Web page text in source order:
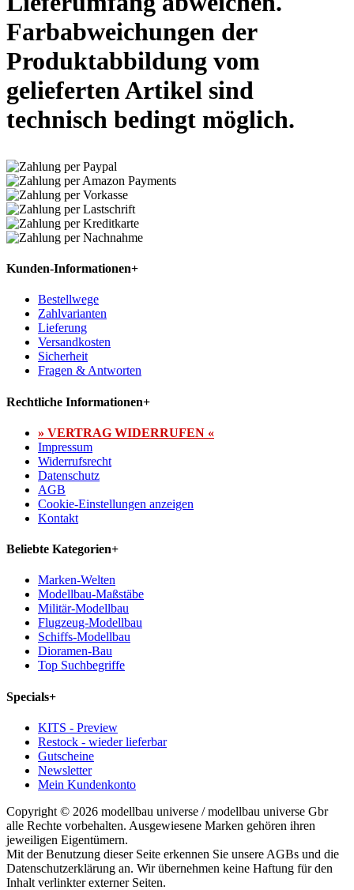
Farbabweichungen der
Produktabbildung vom
gelieferten Artikel sind
technisch bedingt möglich.
Kunden-Informationen+
Bestellwege
Zahlvarianten
Lieferung
Versandkosten
Sicherheit
Fragen & Antworten
Rechtliche Informationen+
» VERTRAG WIDERRUFEN «
Impressum
Widerrufsrecht
Datenschutz
AGB
Cookie-Einstellungen anzeigen
Kontakt
Beliebte Kategorien+
Marken-Welten
Modellbau-Maßstäbe
Militär-Modellbau
Flugzeug-Modellbau
Schiffs-Modellbau
Dioramen-Bau
Top Suchbegriffe
Specials+
KITS - Preview
Restock - wieder lieferbar
Gutscheine
Newsletter
Mein Kundenkonto
Copyright © 2026 modellbau universe / modellbau universe Gbr
alle Rechte vorbehalten. Ausgewiesene Marken gehören ihren
jeweiligen Eigentümern.
Mit der Benutzung dieser Seite erkennen Sie unsere AGBs und die
Datenschutzerklärung an. Wir übernehmen keine Haftung für den
Inhalt verlinkter externer Seiten.